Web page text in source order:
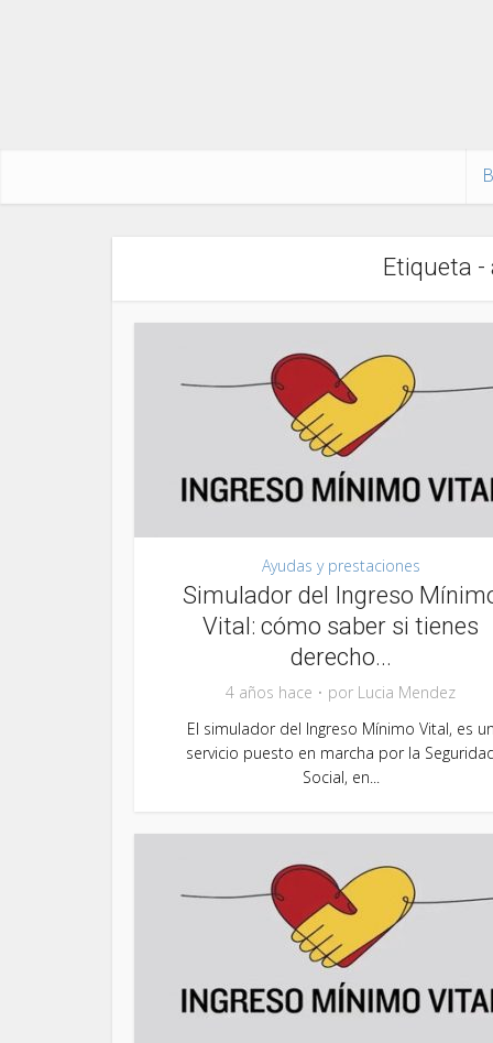
Etiqueta -
Ayudas y prestaciones
Simulador del Ingreso
Vital: cómo saber si tienes
derecho...
4 años hace por Lucia Mendez
El simulador del Ingreso Mínimo Vital, es un
servicio puesto en marcha por la
Social, en...